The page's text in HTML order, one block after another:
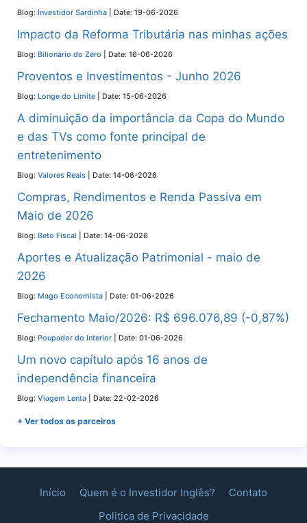
Blog: Investidor Sardinha Date: 19-06-2026
Impacto da Reforma Tributária nas minhas ações
Blog: Bilionário do Zero Date: 16-06-2026
Proventos e Investimentos - Junho 2026
Blog: Longe do Limite Date: 15-06-2026
A diminuição da importância da Copa do Mundo
e das TVs como fonte principal de
entretenimento
Blog: Valores Reais Date: 14-06-2026
Compras, Rendimentos e Renda Passiva em
Maio de 2026
Blog: Beto Fiscal Date: 14-06-2026
Aportes e Atualização Patrimonial - maio de
2026
Blog: Mago Economista Date: 01-06-2026
Fechamento Maio/2026: R$ 696.076,89 (-0,87%)
Blog: Poupador do Interior Date: 01-06-2026
Um novo capítulo após 16 anos de
independência financeira
Blog: Viagem Lenta Date: 22-02-2026
+ Ver todos os parceiros
Início Quem é o Investidor Inglês?
Contato
Politica de Privacidade